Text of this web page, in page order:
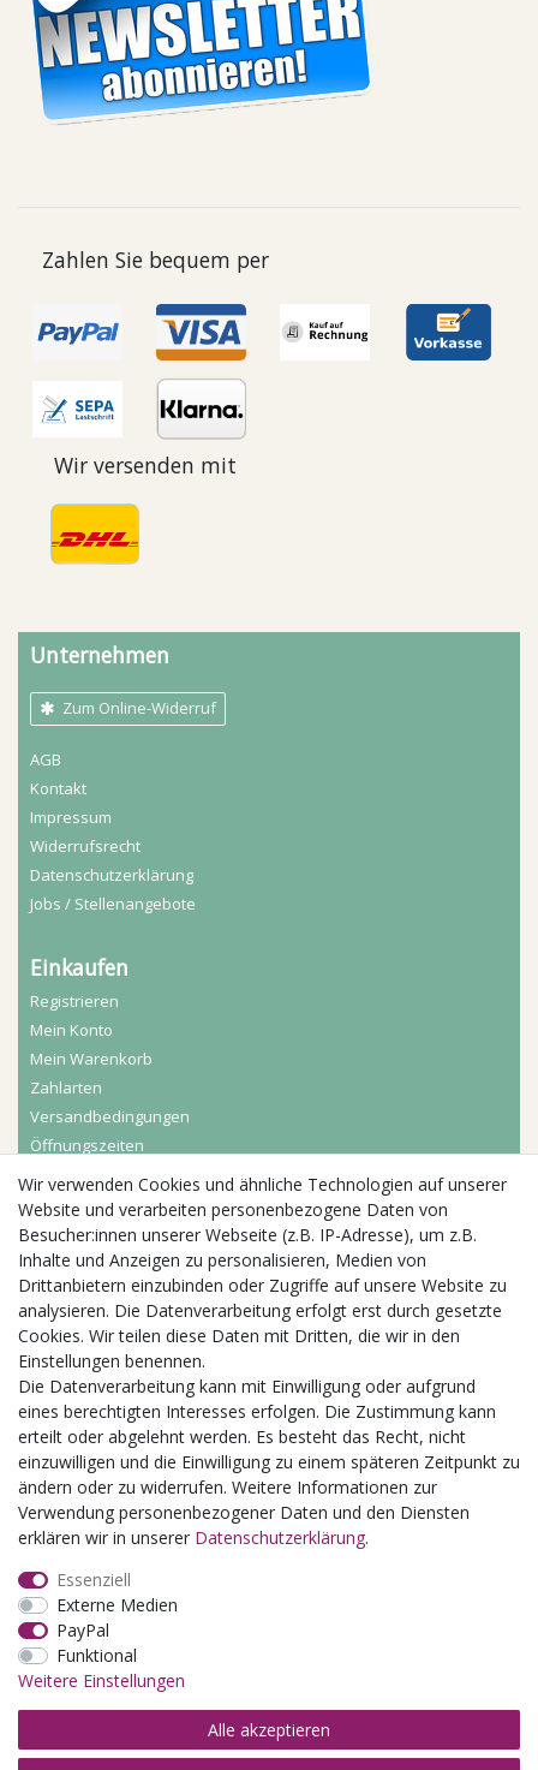
Zahlen Sie bequem per
Wir versenden mit
Unternehmen
Zum Online-Widerruf
AGB
Kontakt
Impressum
Widerrufs­recht
Daten­schutz­erklärung
Jobs / Stellenangebote
Einkaufen
Registrieren
Mein Konto
Mein Warenkorb
Zahlarten
Versandbedingungen
Öffnungszeiten
Aktuelles
Busgruppen
Kindergeburtstage
Kindergartenausflug
Schulklassenausflug
Zwillingsrabatt
Wir verwenden Cookies und ähnliche Technologien auf unserer
Website und verarbeiten personenbezogene Daten von
Besucher:innen unserer Webseite (z.B. IP-Adresse), um z.B.
Inhalte und Anzeigen zu personalisieren, Medien von
Drittanbietern einzubinden oder Zugriffe auf unsere Website zu
analysieren. Die Datenverarbeitung erfolgt erst durch gesetzte
Cookies. Wir teilen diese Daten mit Dritten, die wir in den
Einstellungen benennen.
Die Datenverarbeitung kann mit Einwilligung oder aufgrund
eines berechtigten Interesses erfolgen. Die Zustimmung kann
erteilt oder abgelehnt werden. Es besteht das Recht, nicht
einzuwilligen und die Einwilligung zu einem späteren Zeitpunkt zu
ändern oder zu widerrufen. Weitere Informationen zur
Verwendung personenbezogener Daten und den Diensten
erklären wir in unserer Daten­schutz­erklärung.
Essenziell
Externe Medien
PayPal
Funktional
Weitere Einstellungen
Alle akzeptieren